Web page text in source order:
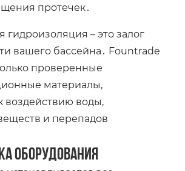
протечек․
гидроизоляция – это залог
вашего бассейна․ Fountrade
проверенные
материалы,
воздействию воды,
и перепадов
оборудования